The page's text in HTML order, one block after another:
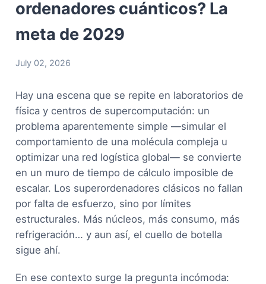
ordenadores cuánticos? La
meta de 2029
July 02, 2026
Hay una escena que se repite en laboratorios de
física y centros de supercomputación: un
problema aparentemente simple —simular el
comportamiento de una molécula compleja u
optimizar una red logística global— se convierte
en un muro de tiempo de cálculo imposible de
escalar. Los superordenadores clásicos no fallan
por falta de esfuerzo, sino por límites
estructurales. Más núcleos, más consumo, más
refrigeración… y aun así, el cuello de botella
sigue ahí.
En ese contexto surge la pregunta incómoda: